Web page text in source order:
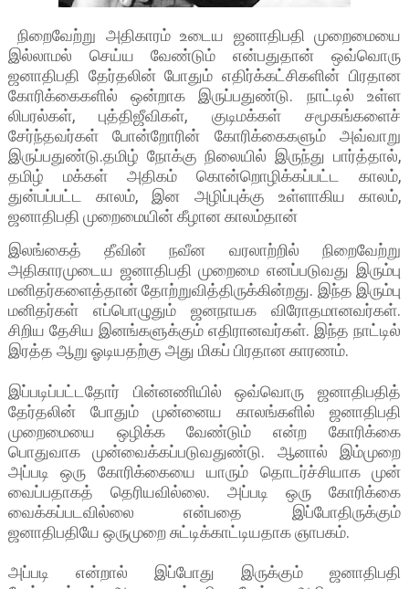
நிறைவேற்று அதிகாரம் உடைய ஜனாதிபதி முறைமையை
இல்லாமல் செய்ய வேண்டும் என்பதுதான் ஒவ்வொரு
ஜனாதிபதி தேர்தலின் போதும் எதிர்க்கட்சிகளின் பிரதான
கோரிக்கைகளில் ஒன்றாக இருப்பதுண்டு. நாட்டில் உள்ள
லிபரல்கள், புத்திஜீவிகள், குடிமக்கள் சமூகங்களைச்
சேர்ந்தவர்கள் போன்றோரின் கோரிக்கைகளும் அவ்வாறு
இருப்பதுண்டு.தமிழ் நோக்கு நிலையில் இருந்து பார்த்தால்,
தமிழ் மக்கள் அதிகம் கொன்றொழிக்கப்பட்ட காலம்,
துன்பப்பட்ட காலம், இன அழிப்புக்கு உள்ளாகிய காலம்,
ஜனாதிபதி முறைமையின் கீழான காலம்தான்
இலங்கைத் தீவின் நவீன வரலாற்றில் நிறைவேற்று
அதிகாரமுடைய ஜனாதிபதி முறைமை எனப்படுவது இரும்பு
மனிதர்களைத்தான் தோற்றுவித்திருக்கின்றது. இந்த இரும்பு
மனிதர்கள் எப்பொழுதும் ஜனநாயக விரோதமானவர்கள்.
சிறிய தேசிய இனங்களுக்கும் எதிரானவர்கள். இந்த நாட்டில்
இரத்த ஆறு ஓடியதற்கு அது மிகப் பிரதான காரணம்.
இப்படிப்பட்டதோர் பின்னணியில் ஒவ்வொரு ஜனாதிபதித்
தேர்தலின் போதும் முன்னைய காலங்களில் ஜனாதிபதி
முறைமையை ஒழிக்க வேண்டும் என்ற கோரிக்கை
பொதுவாக முன்வைக்கப்படுவதுண்டு. ஆனால் இம்முறை
அப்படி ஒரு கோரிக்கையை யாரும் தொடர்ச்சியாக முன்
வைப்பதாகத் தெரியவில்லை. அப்படி ஒரு கோரிக்கை
வைக்கப்படவில்லை என்பதை இப்போதிருக்கும்
ஜனாதிபதியே ஒருமுறை சுட்டிக்காட்டியதாக ஞாபகம்.
அப்படி என்றால் இப்போது இருக்கும் ஜனாதிபதி